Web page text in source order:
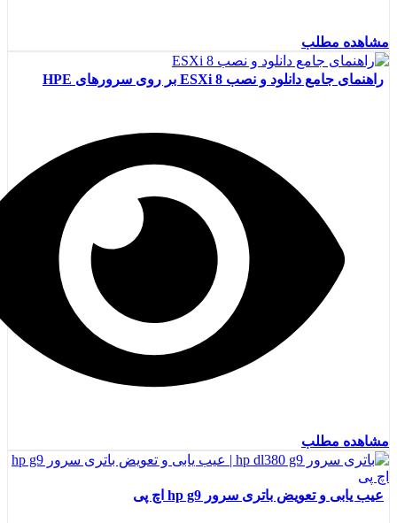
مشاهده مطلب
راهنمای جامع دانلود و نصب ESXi 8 بر روی سرورهای HPE
مشاهده مطلب
عیب یابی و تعویض باتری سرور hp g9 اچ پی